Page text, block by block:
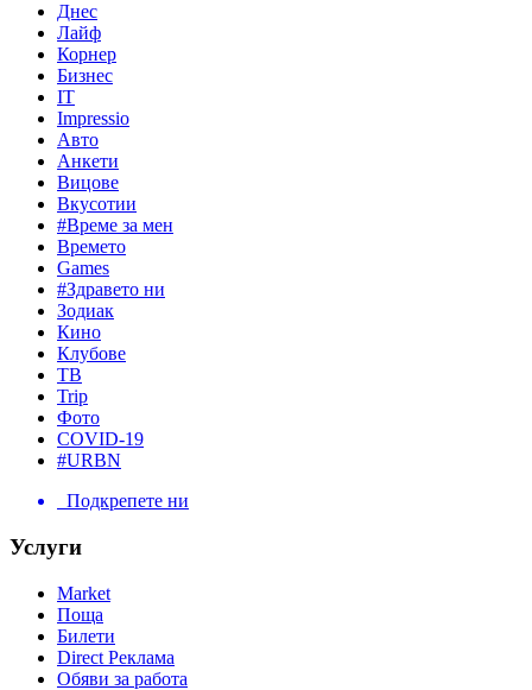
Днес
Лайф
Корнер
Бизнес
IT
Impressio
Авто
Анкети
Вицове
Вкусотии
#Време за мен
Времето
Games
#Здравето ни
Зодиак
Кино
Клубове
ТВ
Trip
Фото
COVID-19
#URBN
Подкрепете ни
Услуги
Market
Поща
Билети
Direct Реклама
Обяви за работа